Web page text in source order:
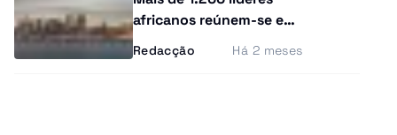
africanos reúnem-se em
Angola para discutir o
financiamento do
Redacção Há 2 meses